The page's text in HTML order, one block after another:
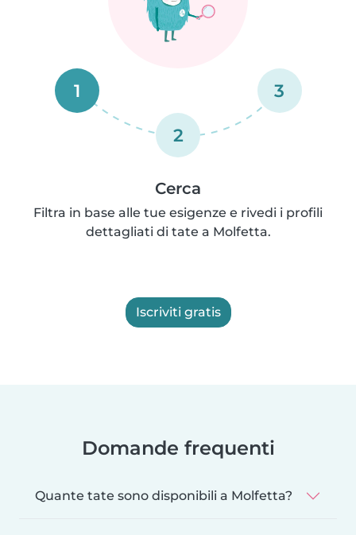
1
2
3
Cerca
Filtra in base alle tue esigenze e rivedi i profili
dettagliati di tate a Molfetta.
Iscriviti gratis
Domande frequenti
Quante tate sono disponibili a Molfetta?